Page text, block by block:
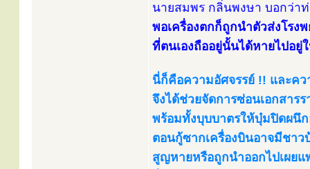
นายสมพร กลิ่นพงษา บอกว่า
พอเครื่องตกก็ถูกนำตัวส่งโรง
ที่ตนเองถืออยู่​นั้นได้หายไปอยู่
นี่ก็คือความอัศจรรย์ !! และคว
จึงได้ช่วยจัดการซ่อนเอกสาร
พร้อมทั้งบุบบาตรให้บุ๋มปิดผนึ
ตอนกู้ซากเครื่องบินอาจมีชา
สูญหายหรือถูกนำออกไปเผย